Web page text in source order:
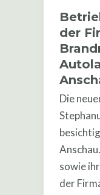
der
Die
sowie
der
der
Firma
Holzbau
Schmitz
&
Brandner
sowie
in
Anschau